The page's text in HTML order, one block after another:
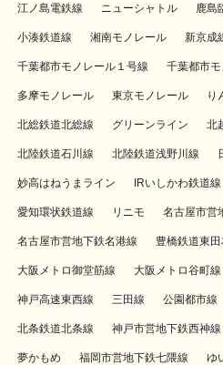
江ノ島電鉄線 ニューシャトル 鹿島
小湊鉄道線 湘南モノレール 新京成
千葉都市モノレール１号線 千葉都市
多摩モノレール 東京モノレール り
北総鉄道北総線 グリーンライン 北
北陸鉄道石川線 北陸鉄道浅野川線
妙高はねうまライン IRいしかわ鉄道線
愛知環状鉄道線 リニモ 名古屋市営
名古屋市営地下鉄名港線 豊橋鉄道東田
大阪メトロ御堂筋線 大阪メトロ谷町線
神戸高速東西線 三田線 公園都市線
北条鉄道北条線 神戸市営地下鉄西神線
夢かもめ 福岡市営地下鉄七隈線 ゆ